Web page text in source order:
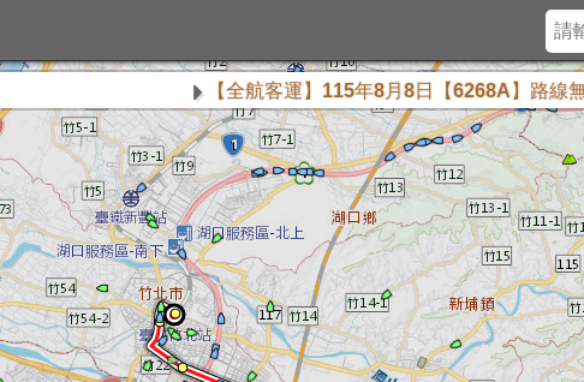
【全航客運】115年8月8日【6268A】路線無障